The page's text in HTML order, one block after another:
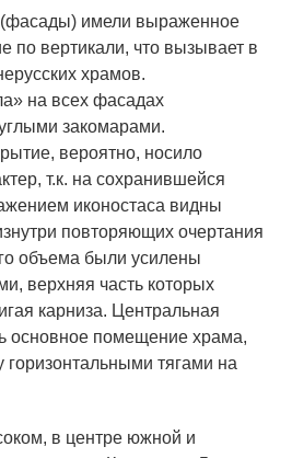
имели выраженное
по вертикали, что вызывает в
храмов.
на всех фасадах
закомарами.
вероятно, носило
т.к. на сохранившейся
иконостаса видны
повторяющих очертания
объема были усилены
верхняя часть которых
карниза. Центральная
основное помещение храма,
горизонтальными тягами на
в центре южной и